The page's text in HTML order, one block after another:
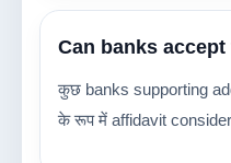
Can banks
कुछ banks supporting
के रूप में affidavit